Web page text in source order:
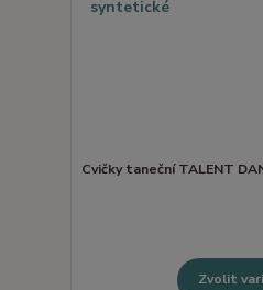
Cvičky taneční TALENT
Zvolit